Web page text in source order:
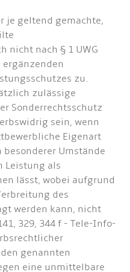
je geltend gemachte,
nicht nach § 1 UWG
zu.
zulässige
Sonderrechtsschutz
sein, wenn
Eigenart
Umstände
Leistung als
lässt, wobei aufgrund
des
werden kann, nicht
329, 344 f - Tele-Info-
genannten
eine unmittelbare